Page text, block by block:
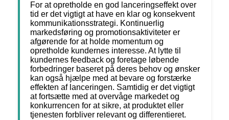
For at opretholde en god lanceringseffekt over
tid er det vigtigt at have en klar og konsekvent
kommunikationsstrategi. Kontinuerlig
markedsføring og promotionsaktiviteter er
afgørende for at holde momentum og
opretholde kundernes interesse. At lytte til
kundernes feedback og foretage løbende
forbedringer baseret på deres behov og ønsker
kan også hjælpe med at bevare og forstærke
effekten af lanceringen. Samtidig er det vigtigt
at fortsætte med at overvåge markedet og
konkurrencen for at sikre, at produktet eller
tjenesten forbliver relevant og differentieret.